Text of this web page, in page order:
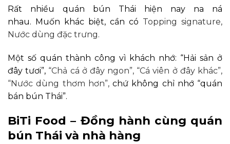
Rất nhiều quán bún Thái hiện nay na ná
nhau. Muốn khác biệt, cần có Topping signature,
Nước dùng đặc trưng.
Một số quán thành công vì khách nhớ: “Hải sản ở
đây tươi”, “Chả cá ở đây ngon”, “Cá viên ở đây khác”,
“Nước dùng thơm hơn”, chứ không chỉ nhớ “quán
bán bún Thái”.
BiTi Food – Đồng hành cùng quán
bún Thái và nhà hàng